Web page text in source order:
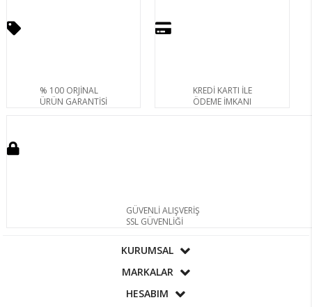
% 100 ORJİNAL
ÜRÜN GARANTİSİ
KREDİ KARTI İLE
ÖDEME İMKANI
GÜVENLİ ALIŞVERİŞ
SSL GÜVENLİĞİ
KURUMSAL
MARKALAR
HESABIM